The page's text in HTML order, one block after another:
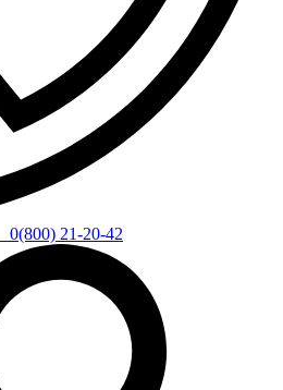
0(800) 21-20-42